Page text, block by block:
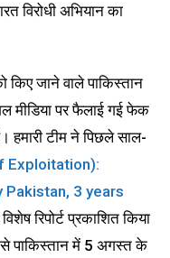
विरोधी अभियान का
जाने वाले पाकिस्तान
मीडिया पर फैलाई गई फेक
टीम ने पिछले साल-
Exploitation):
3 years
रिपोर्ट प्रकाशित किया
पाकिस्तान में 5 अगस्त के